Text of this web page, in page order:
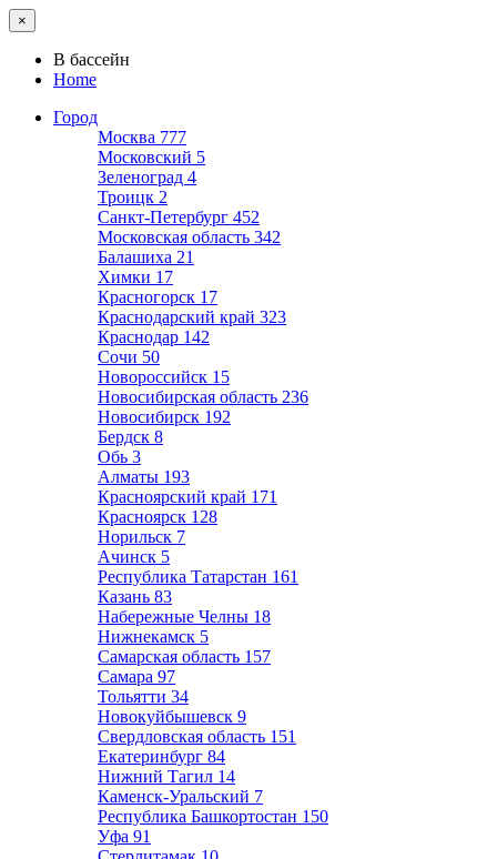
×
В бассейн
Home
Город
Москва 777
Московский 5
Зеленоград 4
Троицк 2
Санкт-Петербург 452
Московская область 342
Балашиха 21
Химки 17
Красногорск 17
Краснодарский край 323
Краснодар 142
Сочи 50
Новороссийск 15
Новосибирская область 236
Новосибирск 192
Бердск 8
Обь 3
Алматы 193
Красноярский край 171
Красноярск 128
Норильск 7
Ачинск 5
Республика Татарстан 161
Казань 83
Набережные Челны 18
Нижнекамск 5
Самарская область 157
Самара 97
Тольятти 34
Новокуйбышевск 9
Свердловская область 151
Екатеринбург 84
Нижний Тагил 14
Каменск-Уральский 7
Республика Башкортостан 150
Уфа 91